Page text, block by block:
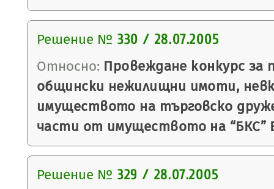
Решение № 330 / 28.07.2005
Относно: Провеждане конкурс за
общински нежилищни имоти,
имуществото на търговско
части от имуществото на “БКС”
Решение № 329 / 28.07.2005